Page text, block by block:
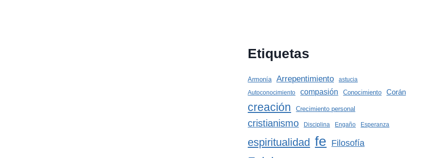
Etiquetas
Armonía Arrepentimiento
astucia
Autoconocimiento
compasión Conocimiento Corán
creación Crecimiento personal
cristianismo Disciplina Engaño Esperanza
espiritualidad fe Filosofía